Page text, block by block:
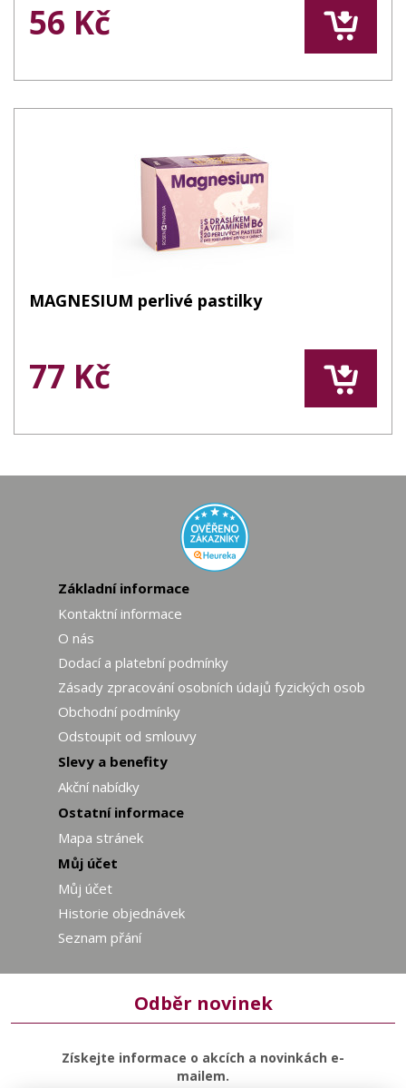
56 Kč
MAGNESIUM perlivé pastilky
77 Kč
Základní informace
Kontaktní informace
O nás
Dodací a platební podmínky
Zásady zpracování osobních údajů fyzických osob
Obchodní podmínky
Odstoupit od smlouvy
Slevy a benefity
Akční nabídky
Ostatní informace
Mapa stránek
Můj účet
Můj účet
Historie objednávek
Seznam přání
Odběr novinek
Získejte informace o akcích a novinkách e-
mailem.